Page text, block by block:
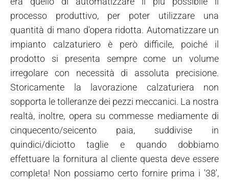
processo produttivo, per poter utilizzare una
quantità di mano d'opera ridotta. Automatizzare un
impianto calzaturiero è però difficile, poiché il
prodotto si presenta sempre come un volume
irregolare con necessità di assoluta precisione.
Storicamente la lavorazione calzaturiera non
sopporta le tolleranze dei pezzi meccanici. La nostra
realtà, inoltre, opera su commesse mediamente di
cinquecento/seicento paia, suddivise in
quindici/diciotto taglie e quando dobbiamo
effettuare la fornitura al cliente questa deve essere
completa! Non possiamo certo fornire prima i '38',